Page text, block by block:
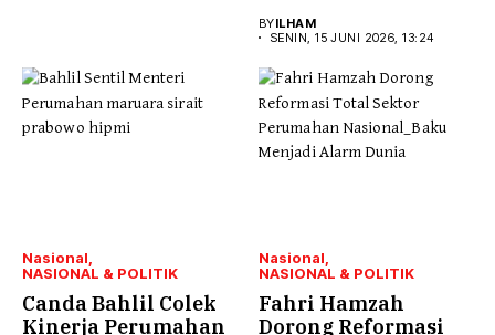
BYILHAM
SENIN, 15 JUNI 2026, 13:24
Nasional
NASIONAL & POLITIK
Canda Bahlil Colek
Kinerja Perumahan
Nasional
NASIONAL & POLITIK
Fahri Hamzah
Dorong Reformasi